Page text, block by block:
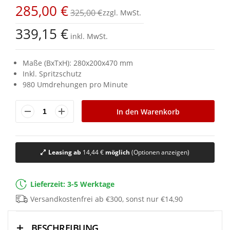
springen
285,00 €325,00 €
339,15 € inkl. MwSt.
Maße (BxTxH): 280x200x470 mm
Inkl. Spritzschutz
980 Umdrehungen pro Minute
In den Warenkorb
Leasing ab 14,44 € möglich (Optionen anzeigen)
Lieferzeit: 3-5 Werktage
Versandkostenfrei ab €300, sonst nur €14,90